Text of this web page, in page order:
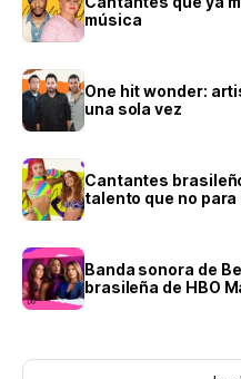
música
One hit wonder:
una sola vez
Cantantes
talento que no
Banda sonora de
brasileña de HBO